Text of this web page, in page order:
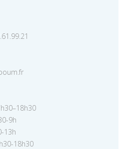
9h
13h
18h30